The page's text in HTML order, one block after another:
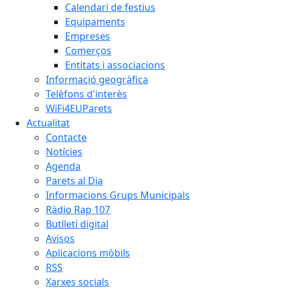
Calendari de festius
Equipaments
Empreses
Comerços
Entitats i associacions
Informació geogràfica
Telèfons d'interès
WiFi4EUParets
Actualitat
Contacte
Notícies
Agenda
Parets al Dia
Informacions Grups Municipals
Ràdio Rap 107
Butlletí digital
Avisos
Aplicacions mòbils
RSS
Xarxes socials